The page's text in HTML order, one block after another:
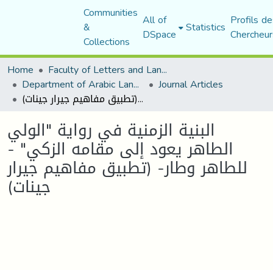
Communities
&
Collections
All of
DSpace Statistics Profils
Home
Faculty of Letters and Languages
Department of Arabic Language and Literature Journal Articles
البنية الزمنية في رواية "الولي الطاهر يعود إلى مقامه الزكي" - للطاهر وطار- (تطبيق مفاهيم جيرار جينات)
البنية الزمنية في رواية "الولي
الطاهر يعود إلى مقامه الزكي" -
للطاهر وطار- (تطبيق مفاهيم جيرار
جينات)